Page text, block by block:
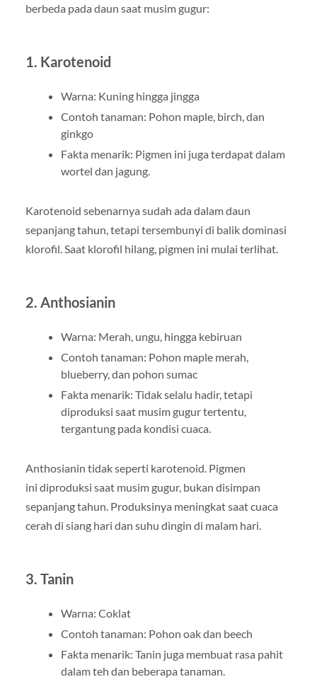
berbeda pada daun saat musim gugur:
1. Karotenoid
Warna: Kuning hingga jingga
Contoh tanaman: Pohon maple, birch, dan
ginkgo
Fakta menarik: Pigmen ini juga terdapat dalam
wortel dan jagung.
Karotenoid sebenarnya sudah ada dalam daun
sepanjang tahun, tetapi tersembunyi di balik dominasi
klorofil. Saat klorofil hilang, pigmen ini mulai terlihat.
2. Anthosianin
Warna: Merah, ungu, hingga kebiruan
Contoh tanaman: Pohon maple merah,
blueberry, dan pohon sumac
Fakta menarik: Tidak selalu hadir, tetapi
diproduksi saat musim gugur tertentu,
tergantung pada kondisi cuaca.
Anthosianin tidak seperti karotenoid. Pigmen
ini diproduksi saat musim gugur, bukan disimpan
sepanjang tahun. Produksinya meningkat saat cuaca
cerah di siang hari dan suhu dingin di malam hari.
3. Tanin
Warna: Coklat
Contoh tanaman: Pohon oak dan beech
Fakta menarik: Tanin juga membuat rasa pahit
dalam teh dan beberapa tanaman.